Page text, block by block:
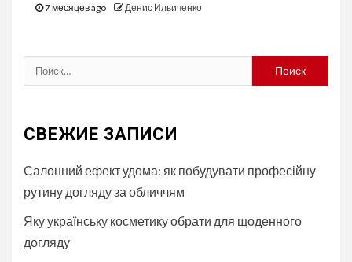
7 месяцев ago Денис Ильиченко
Найти:
СВЕЖИЕ ЗАПИСИ
Салонний ефект удома: як побудувати професійну
рутину догляду за обличчям
Яку українську косметику обрати для щоденного
догляду